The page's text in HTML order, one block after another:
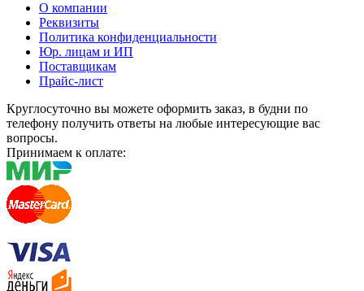
О компании
Реквизиты
Политика конфиденциальности
Юр. лицам и ИП
Поставщикам
Прайс-лист
Круглосуточно вы можете оформить заказ, в будни по
телефону получить ответы на любые интересующие вас
вопросы.
Принимаем к оплате: